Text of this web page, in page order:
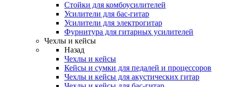
Стойки для комбоусилителей
Усилители для бас-гитар
Усилители для электрогитар
Фурнитура для гитарных усилителей
Чехлы и кейсы
Назад
Чехлы и кейсы
Кейсы и сумки для педалей и процессоров
Чехлы и кейсы для акустических гитар